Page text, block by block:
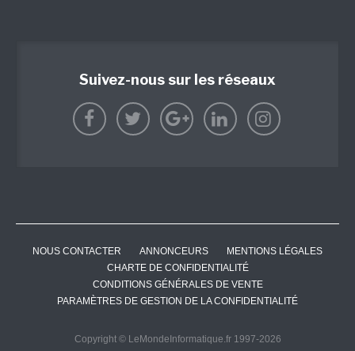
Suivez-nous sur les réseaux
NOUS CONTACTER ANNONCEURS
MENTIONS LÉGALES
CHARTE DE CONFIDENTIALITÉ
CONDITIONS GÉNÉRALES DE VENTE
PARAMÈTRES DE GESTION DE LA CONFIDENTIALITÉ
Copyright © LeMondeInformatique.fr 1997-2026